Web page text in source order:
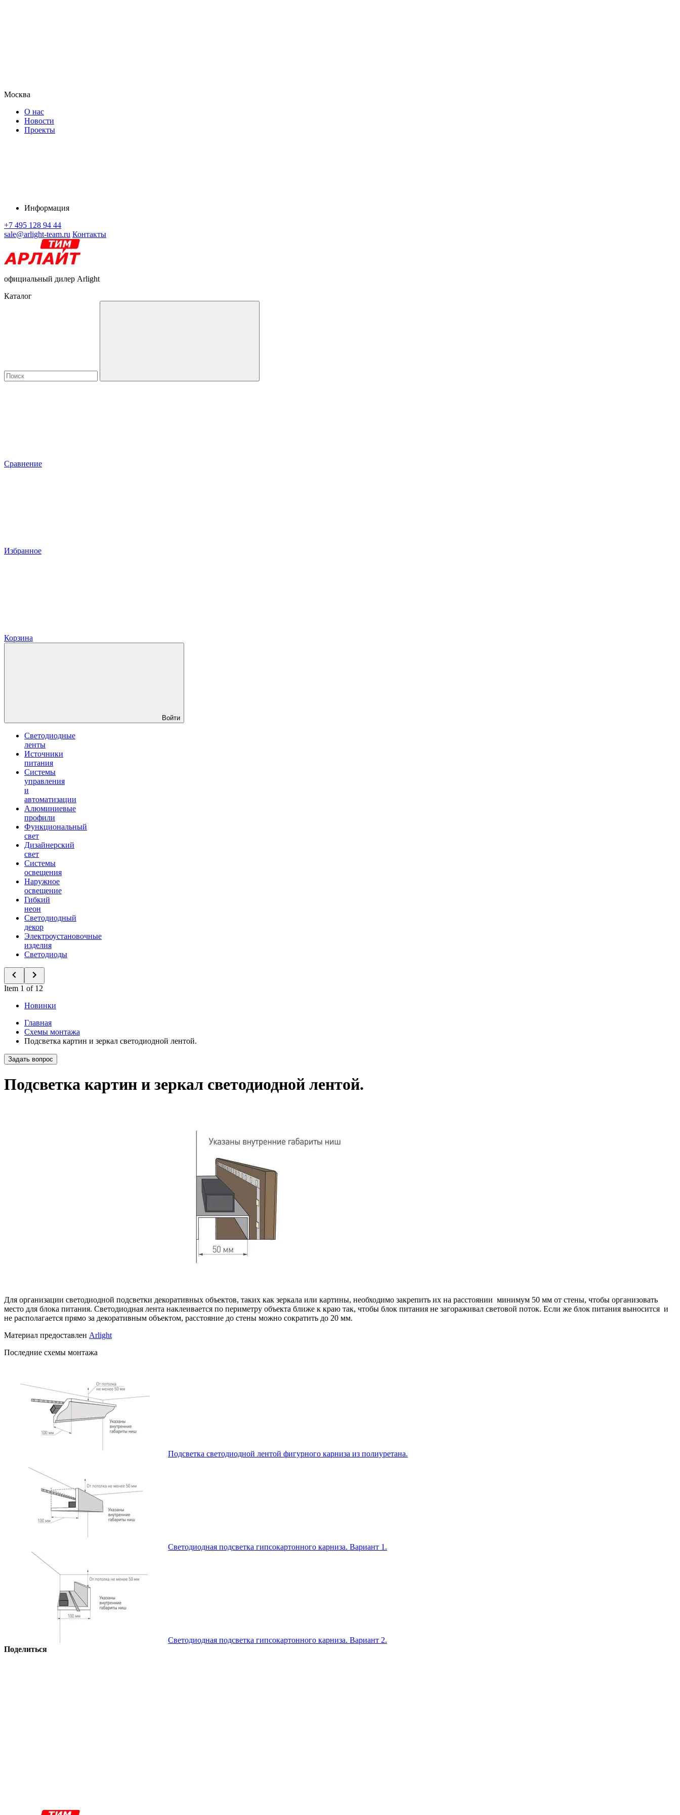
Москва
О нас
Новости
Проекты
Информация
+7 495 128 94 44
sale@arlight-team.ru Контакты
официальный дилер Arlight
Каталог
Сравнение
Избранное
Корзина
Войти
Светодиодные
ленты
Источники
питания
Системы
управления
и
автоматизации
Алюминиевые
профили
Функциональный
свет
Дизайнерский
свет
Системы
освещения
Наружное
освещение
Гибкий
неон
Светодиодный
декор
Электроустановочные
изделия
Светодиоды
Item 1 of 12
Новинки
Главная
Схемы монтажа
Подсветка картин и зеркал светодиодной лентой.
Задать вопрос
Подсветка картин и зеркал светодиодной лентой.
Для организации светодиодной подсветки декоративных объектов, таких как зеркала или картины, необходимо закрепить их на расстоянии минимум 50 мм от стены, чтобы организовать
место для блока питания. Светодиодная лента наклеивается по периметру объекта ближе к краю так, чтобы блок питания не загораживал световой поток. Если же блок питания выносится и
не располагается прямо за декоративным объектом, расстояние до стены можно сократить до 20 мм.
Материал предоставлен Arlight
Последние схемы монтажа
Подсветка светодиодной лентой фигурного карниза из полиуретана.
Светодиодная подсветка гипсокартонного карниза. Вариант 1.
Светодиодная подсветка гипсокартонного карниза. Вариант 2.
Поделиться